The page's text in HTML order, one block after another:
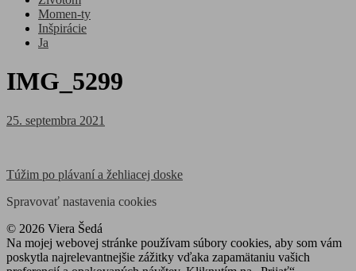
Momen-ty
Inšpirácie
Ja
IMG_5299
Posted
25. septembra 2021
Navigácia
v
článku
Túžim po plávaní a žehliacej doske
Spravovať nastavenia cookies
© 2026 Viera Šedá
Na mojej webovej stránke používam súbory cookies, aby som vám
poskytla najrelevantnejšie zážitky vďaka zapamätaniu vašich